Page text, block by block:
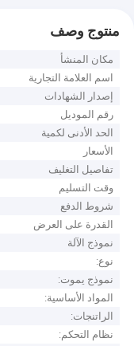
منتوج وصف
مكان المنشأ
اسم العلامة التجارية
إصدار الشهادات
رقم الموديل
الحد الأدنى لكمية
الأسعار
تفاصيل التغليف
وقت التسليم
شروط الدفع
القدرة على العرض
نموذج الآلة
نوع:
نموذج يموت:
المواد الأساسية:
الراتنجات:
نظام التحكم: